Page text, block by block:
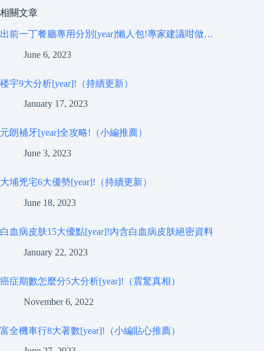
相關文章
出前一丁餐廳專用分別[year]懶人包!專家建議咁做…
June 6, 2023
楼宇9大分析[year]!（持續更新）
January 17, 2023
元朗補牙[year]全攻略!（小編推薦）
June 3, 2023
大埔兇宅6大優勢[year]!（持續更新）
June 18, 2023
白血病皮肤15大優點[year]!內含白血病皮肤絕密資料
January 22, 2023
癌症期數怎麼分5大分析[year]!（震驚真相）
November 6, 2022
富全機車行8大著數[year]!（小編貼心推薦）